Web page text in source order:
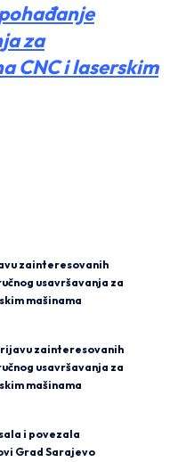
za
CNC i laserskim
zainteresovanih
usavršavanja za
mašinama
zainteresovanih
usavršavanja za
mašinama
i povezala
Grad Sarajevo